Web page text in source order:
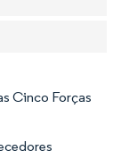
Cinco Forças